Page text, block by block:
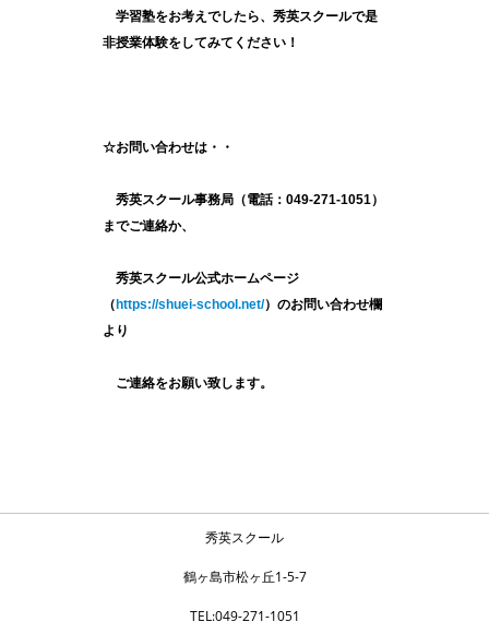
学習塾をお考えでしたら、秀英スクールで是
非授業体験をしてみてください！
☆お問い合わせは・・
秀英スクール事務局（電話：049-271-1051）
までご連絡か、
秀英スクール公式ホームページ
（ https://shuei-school.net/）のお問い合わせ欄
より
ご連絡をお願い致します。
秀英スクール
鶴ヶ島市松ヶ丘1-5-7
TEL:049-271-1051